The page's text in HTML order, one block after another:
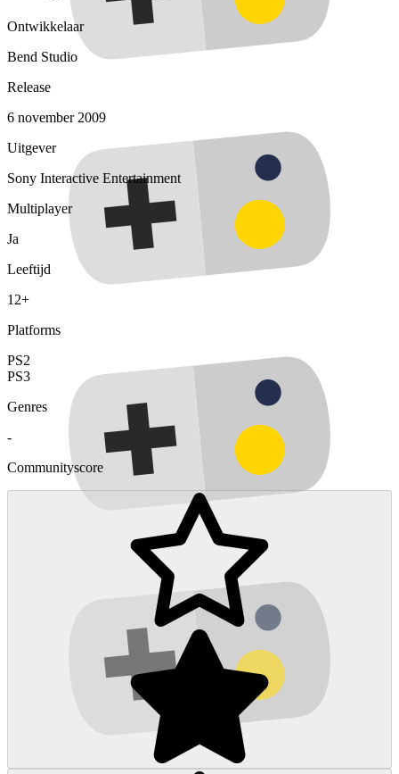
Ontwikkelaar
Bend Studio
Release
6 november 2009
Uitgever
Sony Interactive Entertainment
Multiplayer
Ja
Leeftijd
12+
Platforms
PS2
PS3
Genres
-
Communityscore